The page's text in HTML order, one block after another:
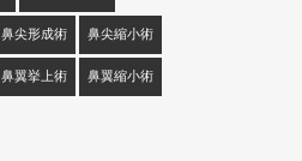
鼻尖形成術 鼻尖縮小術
鼻翼挙上術 鼻翼縮小術